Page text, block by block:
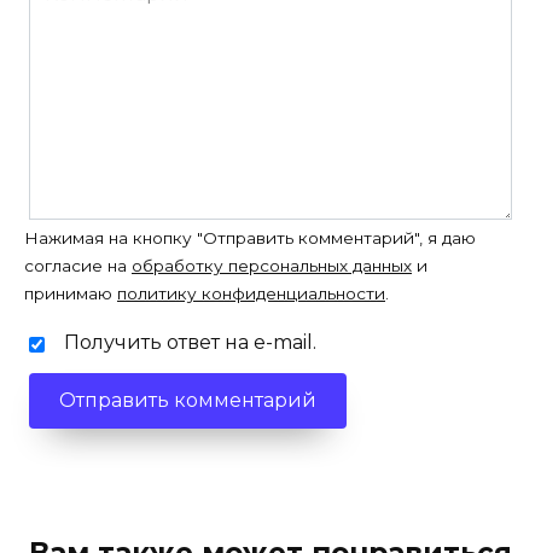
Нажимая на кнопку "Отправить комментарий", я даю
согласие на обработку персональных данных и
принимаю политику конфиденциальности.
Получить ответ на e-mail.